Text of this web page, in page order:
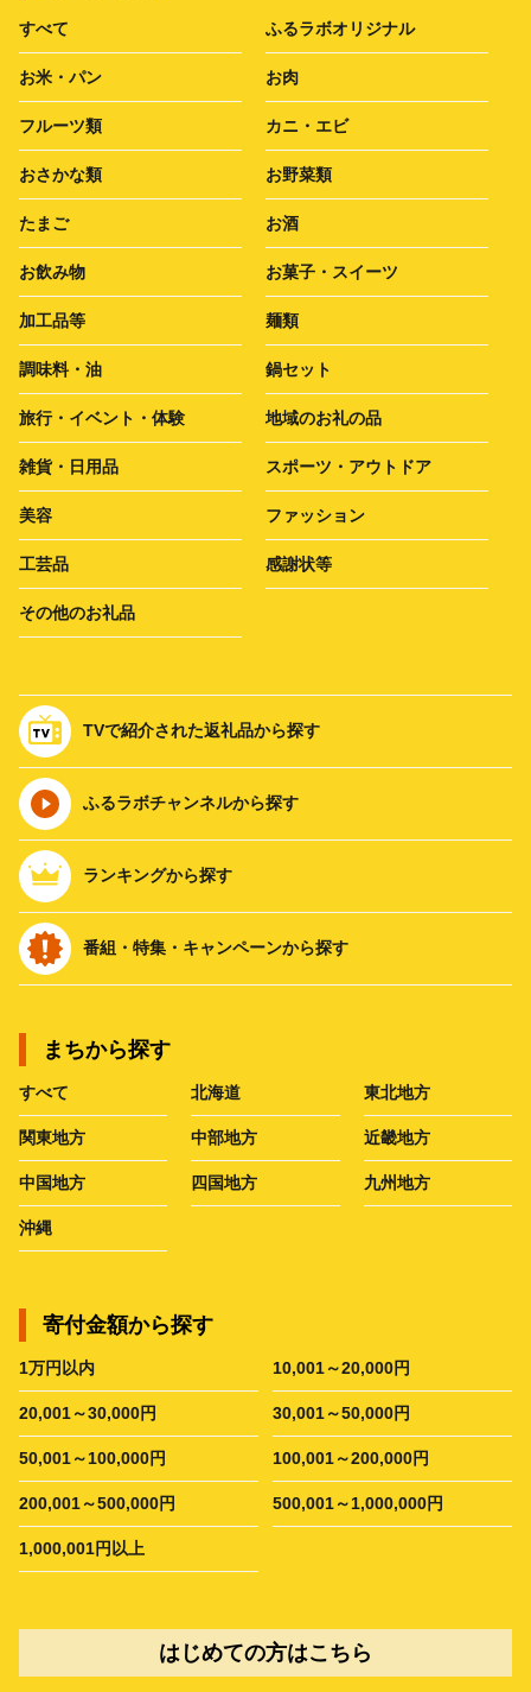
すべて ふるラボオリジナル
お米・パン お肉
フルーツ類 カニ・エビ
おさかな類 お野菜類
たまご お酒
お飲み物 お菓子・スイーツ
加工品等 麺類
調味料・油 鍋セット
旅行・イベント・体験 地域のお礼の品
雑貨・日用品 スポーツ・アウトドア
美容 ファッション
工芸品 感謝状等
その他のお礼品
TVで紹介された返礼品から探す
ふるラボチャンネルから探す
ランキングから探す
番組・特集・キャンペーンから探す
まちから探す
すべて 北海道 東北地方
関東地方 中部地方 近畿地方
中国地方 四国地方 九州地方
沖縄
寄付金額から探す
1万円以内 10,001～20,000円
20,001～30,000円 30,001～50,000円
50,001～100,000円 100,001～200,000円
200,001～500,000円 500,001～1,000,000円
1,000,001円以上
はじめての方はこちら